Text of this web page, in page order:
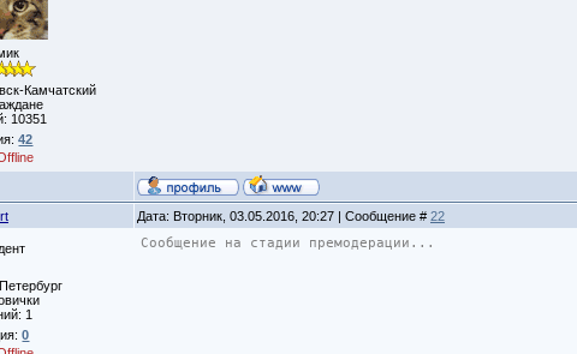
Камчатский
10351
42
Дата: Вторник, 03.05.2016, 20:27 | Сообщение # 22
1
0
Сообщение на стадии премодерации...